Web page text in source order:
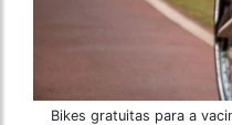
Bikes gratuitas para a